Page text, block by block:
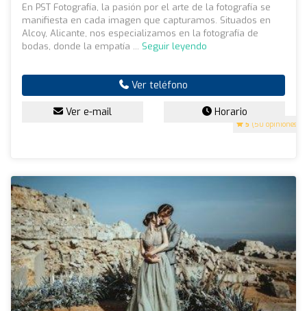
5 (50 opiniones)
En PST Fotografía, la pasión por el arte de la fotografía se
manifiesta en cada imagen que capturamos. Situados en
Alcoy, Alicante, nos especializamos en la fotografía de
bodas, donde la empatía ... Seguir leyendo
Ver teléfono
Ver e-mail Horario